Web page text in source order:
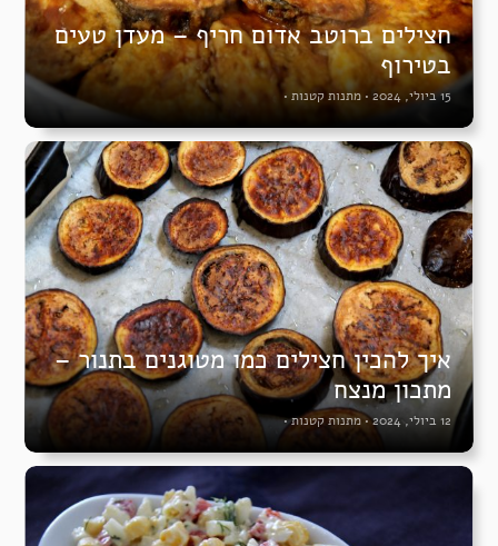
חצילים ברוטב אדום חריף – מעדן טעים
בטירוף
15 ביולי, 2024 • מתנות קטנות •
איך להכין חצילים כמו מטוגנים בתנור –
מתכון מנצח
12 ביולי, 2024 •מתנות קטנות•